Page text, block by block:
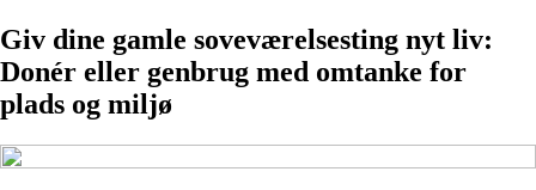
Giv dine gamle soveværelsesting nyt liv:
Donér eller genbrug med omtanke for
plads og miljø